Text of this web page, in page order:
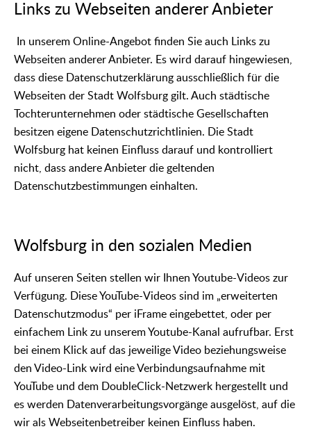
Links zu Webseiten anderer Anbieter
In unserem Online-Angebot finden Sie auch Links zu
Webseiten anderer Anbieter. Es wird darauf hingewiesen,
dass diese Datenschutzerklärung ausschließlich für die
Webseiten der Stadt Wolfsburg gilt. Auch städtische
Tochterunternehmen oder städtische Gesellschaften
besitzen eigene Datenschutzrichtlinien. Die Stadt
Wolfsburg hat keinen Einfluss darauf und kontrolliert
nicht, dass andere Anbieter die geltenden
Datenschutzbestimmungen einhalten.
Wolfsburg in den sozialen Medien
Auf unseren Seiten stellen wir Ihnen Youtube-Videos zur
Verfügung. Diese YouTube-Videos sind im „erweiterten
Datenschutzmodus“ per iFrame eingebettet, oder per
einfachem Link zu unserem Youtube-Kanal aufrufbar. Erst
bei einem Klick auf das jeweilige Video beziehungsweise
den Video-Link wird eine Verbindungsaufnahme mit
YouTube und dem DoubleClick-Netzwerk hergestellt und
es werden Datenverarbeitungsvorgänge ausgelöst, auf die
wir als Webseitenbetreiber keinen Einfluss haben.